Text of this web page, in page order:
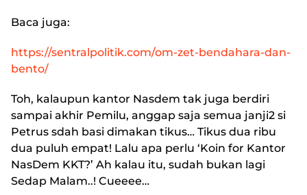
Baca juga:
https://sentralpolitik.com/om-zet-bendahara-dan-
bento/
Toh, kalaupun kantor Nasdem tak juga berdiri
sampai akhir Pemilu, anggap saja semua janji2 si
Petrus sdah basi dimakan tikus… Tikus dua ribu
dua puluh empat! Lalu apa perlu ‘Koin for Kantor
NasDem KKT?’ Ah kalau itu, sudah bukan lagi
Sedap Malam..! Cueeee…